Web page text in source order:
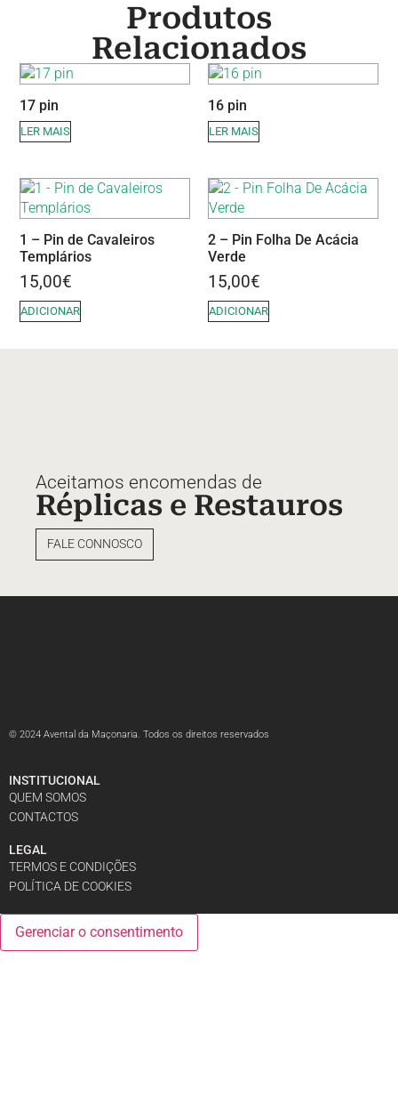
Produtos
Relacionados
17 pin
LER MAIS
16 pin
LER MAIS
1 – Pin de Cavaleiros
Templários
15,00€
ADICIONAR
2 – Pin Folha De Acácia
Verde
15,00€
ADICIONAR
Aceitamos encomendas de
Réplicas e Restauros
FALE CONNOSCO
© 2024 Avental da Maçonaria. Todos os direitos reservados
INSTITUCIONAL
QUEM SOMOS
CONTACTOS
LEGAL
TERMOS E CONDIÇÕES
POLÍTICA DE COOKIES
Gerenciar o consentimento